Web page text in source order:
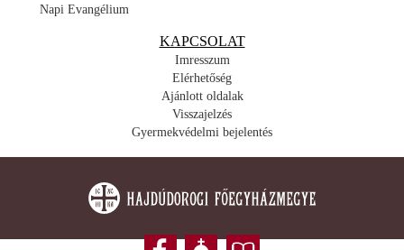
Napi Evangélium
KAPCSOLAT
Imresszum
Elérhetőség
Ajánlott oldalak
Visszajelzés
Gyermekvédelmi bejelentés